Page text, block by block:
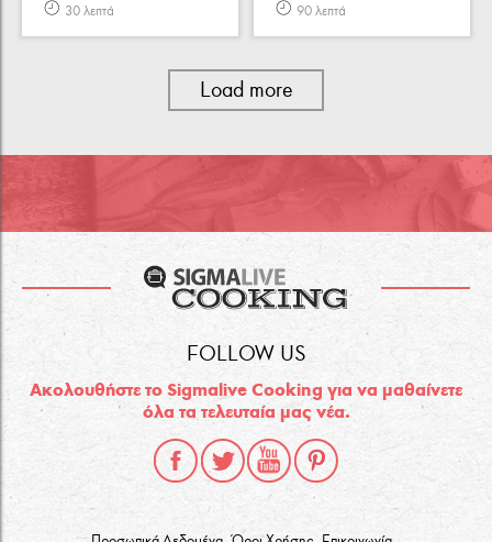
30 λεπτά 90 λεπτά
Load more
FOLLOW US
Ακολουθήστε το Sigmalive Cooking για να μαθαίνετε
όλα τα τελευταία μας νέα.